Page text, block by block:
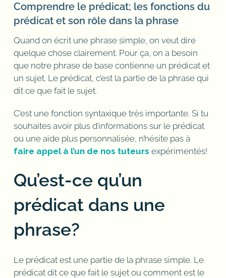
Comprendre le prédicat; les fonctions du
prédicat et son rôle dans la phrase
Quand on écrit une phrase simple, on veut dire
quelque chose clairement. Pour ça, on a besoin
que notre phrase de base contienne un prédicat et
un sujet. Le prédicat, c’est la partie de la phrase qui
dit ce que fait le sujet.
C’est une fonction syntaxique très importante. Si tu
souhaites avoir plus d’informations sur le prédicat
ou une aide plus personnalisée, n’hésite pas à
faire appel à l’un de nos tuteurs expérimentés!
Qu’est-ce qu’un
prédicat dans une
phrase?
Le prédicat est une partie de la phrase simple. Le
prédicat dit ce que fait le sujet ou comment est le